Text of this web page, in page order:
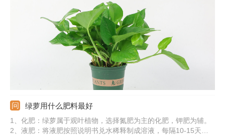
质中，浇透水，提供适宜环境，很快可生根。水培移植：准备透明
的容器和纯净水，将茎蔓插入容器中，勤换水，十天左右可生根。
绿萝用什么肥料最好
1、化肥：绿萝属于观叶植物，选择氮肥为主的化肥，钾肥为辅。
2、液肥：将液肥按照说明书兑水稀释制成溶液，每隔10-15天施